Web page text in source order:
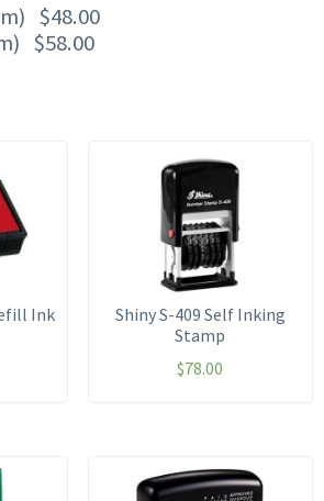
$48.00
$58.00
Ink
Shiny S-409 Self Inking
Stamp
$78.00